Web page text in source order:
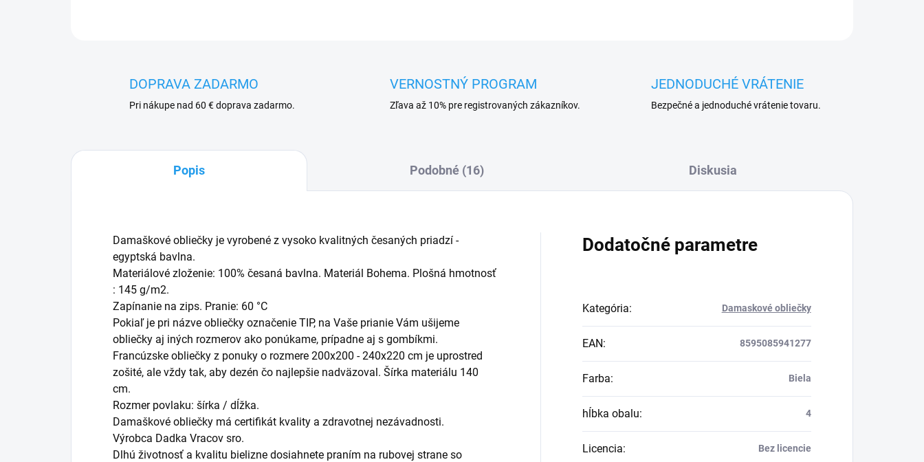
DOPRAVA ZADARMO
Pri nákupe nad 60 € doprava zadarmo.
VERNOSTNÝ PROGRAM
Zľava až 10% pre registrovaných zákazníkov.
JEDNODUCHÉ VRÁTENIE
Bezpečné a jednoduché vrátenie tovaru.
Popis Podobné (16) Diskusia
Damaškové obliečky je vyrobené z vysoko kvalitných česaných priadzí -
egyptská bavlna.
Materiálové zloženie: 100% česaná bavlna. Materiál Bohema. Plošná hmotnosť
: 145 g/m2.
Zapínanie na zips. Pranie: 60 °C
Pokiaľ je pri názve obliečky označenie TIP, na Vaše prianie Vám ušijeme
obliečky aj iných rozmerov ako ponúkame, prípadne aj s gombíkmi.
Francúzske obliečky z ponuky o rozmere 200x200 - 240x220 cm je uprostred
zošité, ale vždy tak, aby dezén čo najlepšie nadväzoval. Šírka materiálu 140
cm.
Rozmer povlaku: šírka / dĺžka.
Damaškové obliečky má certifikát kvality a zdravotnej nezávadnosti.
Výrobca Dadka Vracov sro.
Dlhú životnosť a kvalitu bielizne dosiahnete praním na rubovej strane so
Dodatočné parametre
Kategória: Damaskové obliečky
EAN: 8595085941277
Farba: Biela
hĺbka obalu: 4
Licencia: Bez licencie